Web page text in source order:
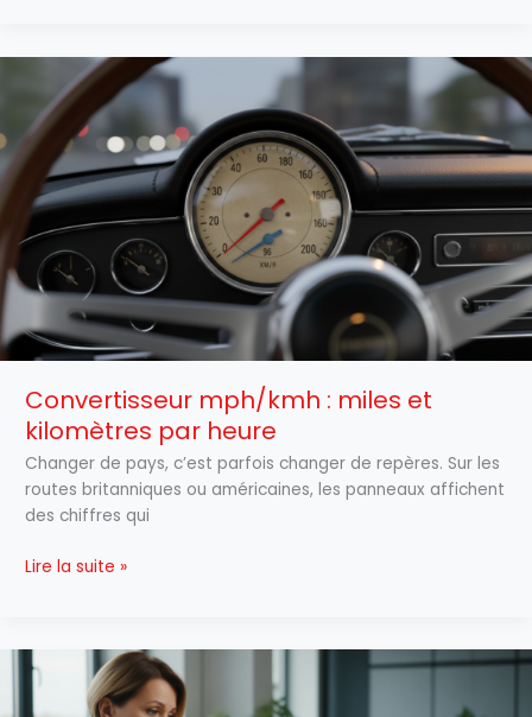
Convertisseur mph/kmh : miles et
kilomètres par heure
Changer de pays, c’est parfois changer de repères. Sur les
routes britanniques ou américaines, les panneaux affichent
des chiffres qui
Convertisseur
mph/kmh
miles
et
kilomètres
par
heure
Lire la suite »
Mots
de